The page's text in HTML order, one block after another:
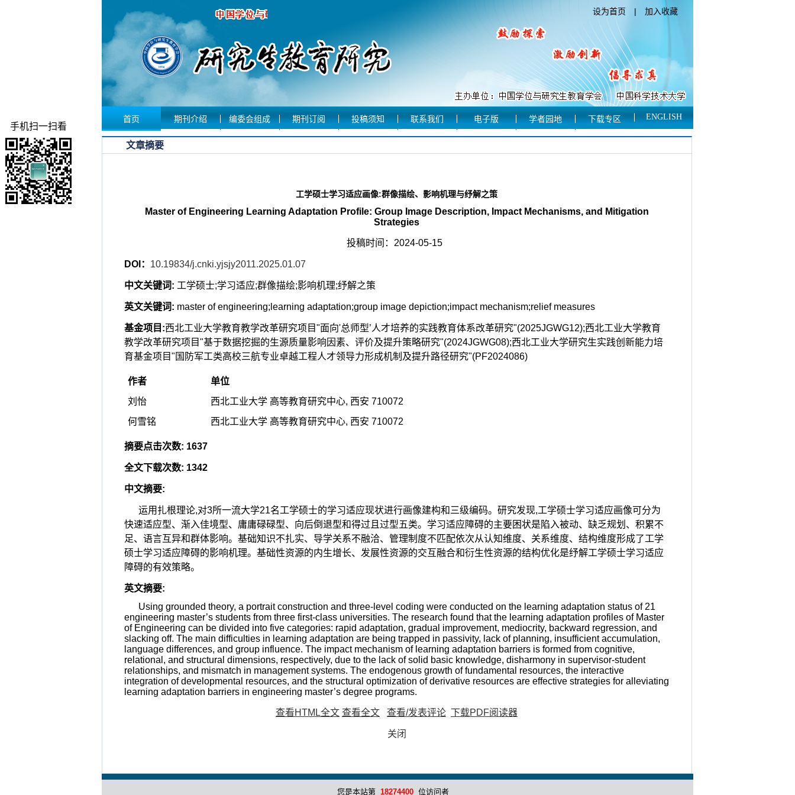
设为首页 | 加入收藏
首页 期刊介绍 编委会组成 期刊订阅 投稿须知 联系我们 电子版 学者园地 下载专区 ENGLISH
文章摘要
工学硕士学习适应画像:群像描绘、影响机理与纾解之策
Master of Engineering Learning Adaptation Profile: Group Image Description, Impact Mechanisms, and Mitigation
Strategies
投稿时间：2024-05-15
DOI： 10.19834/j.cnki.yjsjy2011.2025.01.07
中文关键词: 工学硕士;学习适应;群像描绘;影响机理;纾解之策
英文关键词: master of engineering;learning adaptation;group image depiction;impact mechanism;relief measures
基金项目 :西北工业大学教育教学改革研究项目"面向'总师型’人才培养的实践教育体系改革研究"(2025JGWG12);西北工业大学教育
教学改革研究项目"基于数据挖掘的生源质量影响因素、评价及提升策略研究"(2024JGWG08);西北工业大学研究生实践创新能力培
育基金项目"国防军工类高校三航专业卓越工程人才领导力形成机制及提升路径研究"(PF2024086)
作者
单位
刘怡
西北工业大学 高等教育研究中心, 西安 710072
何雪铭
西北工业大学 高等教育研究中心, 西安 710072
摘要点击次数: 1637
全文下载次数: 1342
中文摘要:
运用扎根理论,对3所一流大学21名工学硕士的学习适应现状进行画像建构和三级编码。研究发现,工学硕士学习适应画像可分为
快速适应型、渐入佳境型、庸庸碌碌型、向后倒退型和得过且过型五类。学习适应障碍的主要困状是陷入被动、缺乏规划、积累不
足、语言互异和群体影响。基础知识不扎实、导学关系不融洽、管理制度不匹配依次从认知维度、关系维度、结构维度形成了工学
硕士学习适应障碍的影响机理。基础性资源的内生增长、发展性资源的交互融合和衍生性资源的结构优化是纾解工学硕士学习适应
障碍的有效策略。
英文摘要:
Using grounded theory, a portrait construction and three-level coding were conducted on the learning adaptation status of 21
engineering master’s students from three first-class universities. The research found that the learning adaptation profiles of Master
of Engineering can be divided into five categories: rapid adaptation, gradual improvement, mediocrity, backward regression, and
slacking off. The main difficulties in learning adaptation are being trapped in passivity, lack of planning, insufficient accumulation,
language differences, and group influence. The impact mechanism of learning adaptation barriers is formed from cognitive,
relational, and structural dimensions, respectively, due to the lack of solid basic knowledge, disharmony in supervisor-student
relationships, and mismatch in management systems. The endogenous growth of fundamental resources, the interactive
integration of developmental resources, and the structural optimization of derivative resources are effective strategies for alleviating
learning adaptation barriers in engineering master’s degree programs.
查看HTML全文 查看全文 查看/发表评论 下载PDF阅读器
关闭
您是本站第 18274400位访问者
手机扫一扫看